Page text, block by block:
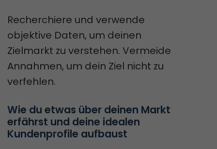
Recherchiere und verwende
objektive Daten, um deinen
Zielmarkt zu verstehen. Vermeide
Annahmen, um dein Ziel nicht zu
verfehlen.
Wie du etwas über deinen Markt
erfährst und deine idealen
Kundenprofile aufbaust